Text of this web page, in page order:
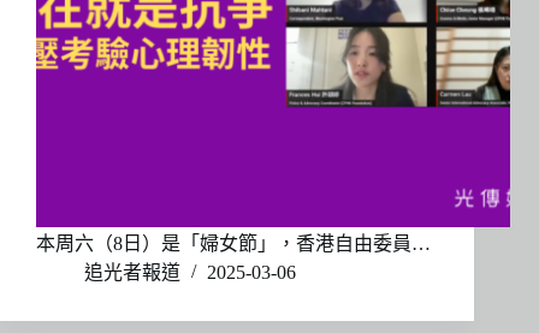
本周六（8日）是「婦女節」，香港自由委員…
追光者報道
2025-03-06